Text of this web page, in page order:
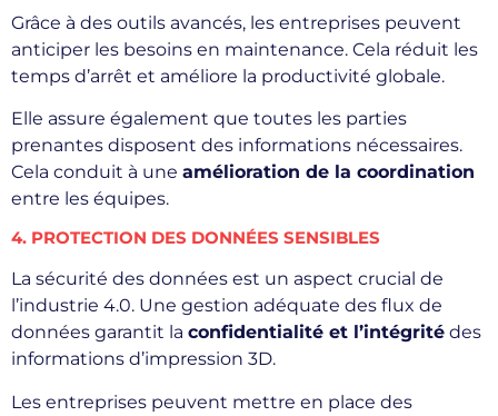
Grâce à des outils avancés, les entreprises peuvent
anticiper les besoins en maintenance. Cela réduit les
temps d’arrêt et améliore la productivité globale.
Elle assure également que toutes les parties
prenantes disposent des informations nécessaires.
Cela conduit à une amélioration de la coordination
entre les équipes.
4. PROTECTION DES DONNÉES SENSIBLES
La sécurité des données est un aspect crucial de
l’industrie 4.0. Une gestion adéquate des flux de
données garantit la confidentialité et l’intégrité des
informations d’impression 3D.
Les entreprises peuvent mettre en place des